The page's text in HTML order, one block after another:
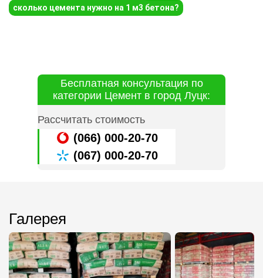
сколько цемента нужно на 1 м3 бетона?
Бесплатная консультация по
категории Цемент в город Луцк:
Рассчитать стоимость
(066) 000-20-70
(067) 000-20-70
Галерея